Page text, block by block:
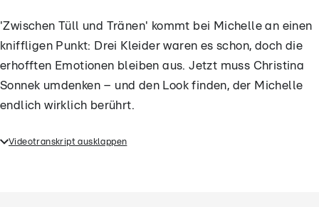
'Zwischen Tüll und Tränen' kommt bei Michelle an einen
kniffligen Punkt: Drei Kleider waren es schon, doch die
erhofften Emotionen bleiben aus. Jetzt muss Christina
Sonnek umdenken – und den Look finden, der Michelle
endlich wirklich berührt.
'Zwischen Tüll und Tränen' kommt bei Michelle an
Videotranskript ausklappen